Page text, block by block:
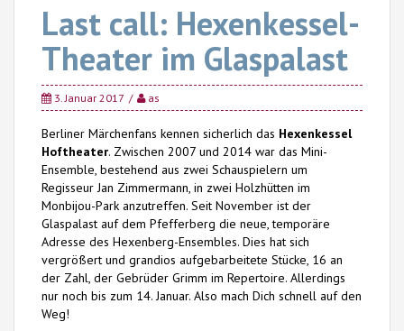
Last call: Hexenkessel-
Theater im Glaspalast
3. Januar 2017 as
Berliner Märchenfans kennen sicherlich das Hexenkessel
Hoftheater. Zwischen 2007 und 2014 war das Mini-
Ensemble, bestehend aus zwei Schauspielern um
Regisseur Jan Zimmermann, in zwei Holzhütten im
Monbijou-Park anzutreffen. Seit November ist der
Glaspalast auf dem Pfefferberg die neue, temporäre
Adresse des Hexenberg-Ensembles. Dies hat sich
vergrößert und grandios aufgebarbeitete Stücke, 16 an
der Zahl, der Gebrüder Grimm im Repertoire. Allerdings
nur noch bis zum 14. Januar. Also mach Dich schnell auf den
Weg!